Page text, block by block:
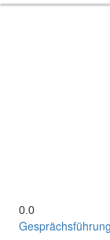
0.0
Gesprächsführung